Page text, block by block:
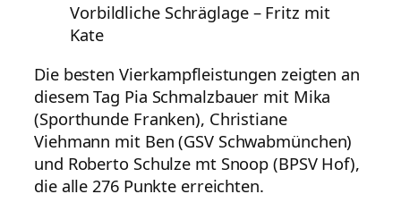
Vorbildliche Schräglage – Fritz mit
Kate
Die besten Vierkampfleistungen zeigten an
diesem Tag Pia Schmalzbauer mit Mika
(Sporthunde Franken), Christiane
Viehmann mit Ben (GSV Schwabmünchen)
und Roberto Schulze mt Snoop (BPSV Hof),
die alle 276 Punkte erreichten.